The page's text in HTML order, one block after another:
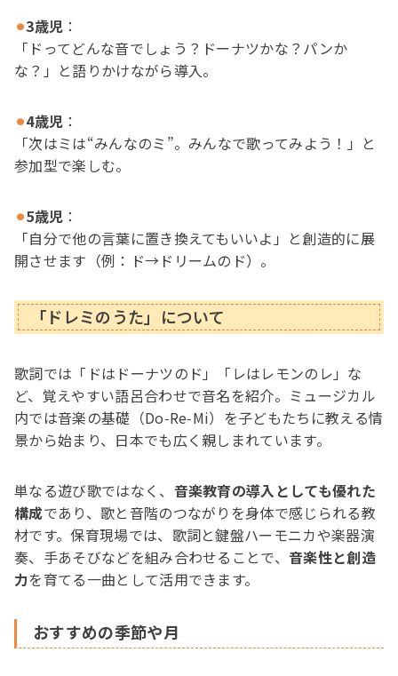
⚫︎3歳児 ：
「ドってどんな音でしょう？ドーナツかな？パンか
な？」と語りかけながら導入。
⚫︎4歳児 ：
「次はミは“みんなのミ”。みんなで歌ってみよう！」と
参加型で楽しむ。
⚫︎5歳児 ：
「自分で他の言葉に置き換えてもいいよ」と創造的に展
開させます（例：ド→ドリームのド）。
「ドレミのうた」について
歌詞では「ドはドーナツのド」「レはレモンのレ」な
ど、覚えやすい語呂合わせで音名を紹介。ミュージカル
内では音楽の基礎（Do‑Re‑Mi）を子どもたちに教える情
景から始まり、日本でも広く親しまれています。
単なる遊び歌ではなく、 音楽教育の導入としても優れた
構成であり、歌と音階のつながりを身体で感じられる教
材です。保育現場では、歌詞と鍵盤ハーモニカや楽器演
奏、手あそびなどを組み合わせることで、音楽性と創造
力を育てる一曲として活用できます。
おすすめの季節や月